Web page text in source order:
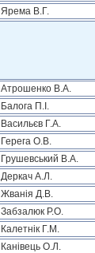
Ярема В.Г.
Атрошенко В.А.
Балога П.І.
Васильєв Г.А.
Герега О.В.
Грушевський В.А.
Деркач А.Л.
Жванія Д.В.
Забзалюк Р.О.
Калетнік Г.М.
Канівець О.Л.